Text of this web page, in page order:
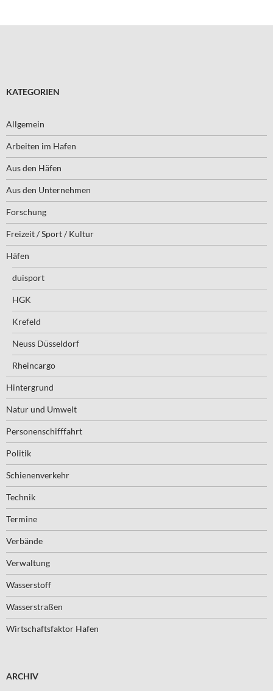
KATEGORIEN
Allgemein
Arbeiten im Hafen
Aus den Häfen
Aus den Unternehmen
Forschung
Freizeit / Sport / Kultur
Häfen
duisport
HGK
Krefeld
Neuss Düsseldorf
Rheincargo
Hintergrund
Natur und Umwelt
Personenschifffahrt
Politik
Schienenverkehr
Technik
Termine
Verbände
Verwaltung
Wasserstoff
Wasserstraßen
Wirtschaftsfaktor Hafen
ARCHIV